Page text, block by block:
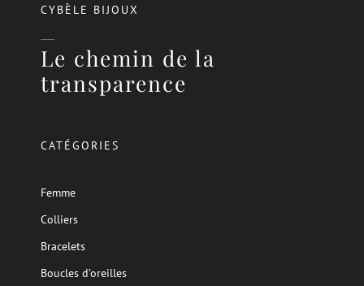
CYBÈLE BIJOUX
Le chemin de la
transparence
CATÉGORIES
Femme
Colliers
Bracelets
Boucles d’oreilles